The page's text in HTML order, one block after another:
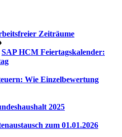
Zeiträume
SAP HCM Feiertagskalender:
Wie Einzelbewertung
2025
zum 01.01.2026